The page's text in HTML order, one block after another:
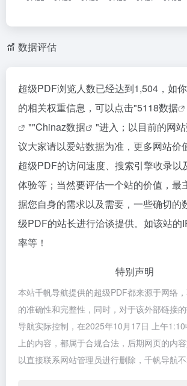
数据评估
超级PDF浏览人数已经达到1,504，如
的相关权重信息，可以点击"5118数据
""Chinaz数据
"进入；以目前的网
议大家请以爱站数据为准，更多网站价
超级PDF的访问速度、搜索引擎收录以
体验等；当然要评估一个站的价值，最
据您自身的需求以及需要，一些确切的
级PDF的站长进行洽谈提供。如该站的
率等！
特别声明
本站千帆导航提供的超级PDF都来源于网络
的准确性和完整性，同时，对于该外部链接
导航实际控制，在2025年10月17日 上午
上的内容，都属于合规合法，后期网页的内
以直接联系网站管理员进行删除，千帆导航不